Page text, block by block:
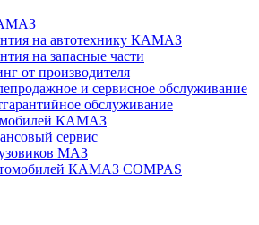
на автотехнику КАМАЗ
на запасные части
от производителя
и сервисное обслуживание
обслуживание
КАМАЗ
сервис
МАЗ
КАМАЗ COMPAS